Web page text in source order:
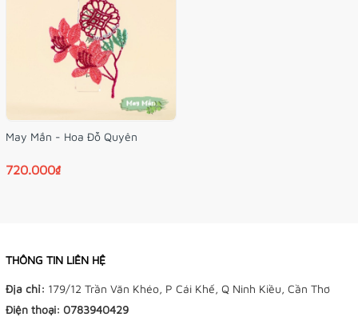
May Mắn - Hoa Đỗ Quyên
720.000₫
THÔNG TIN LIÊN HỆ
Địa chỉ: 179/12 Trần Văn Khéo, P Cái Khế, Q Ninh Kiều, Cần Thơ
Điện thoại: 0783940429